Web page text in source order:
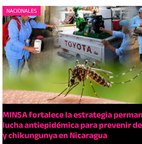
NACIONALES
MINSA fortalece la estrategia
lucha antiepidémica para prevenir
y chikungunya en Nicaragua